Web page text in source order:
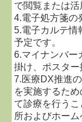
で閲覧または
4.電子処方箋の
5.電子カルテ情
予定です。
6.マイナンバー
掛け、ポスタ
7.医療DX推進
を実施するた
て診療を行う
所およびホー